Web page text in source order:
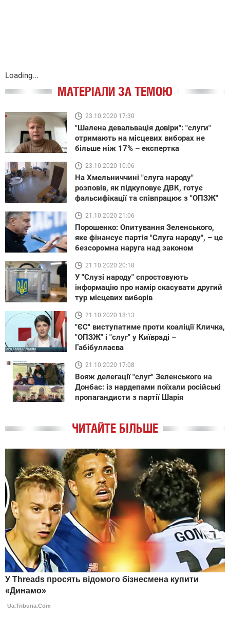
Loading...
МАТЕРІАЛИ ЗА ТЕМОЮ
23.10.2020 17:30
"Шалена девальвація довіри": "слуги"
отримають на місцевих виборах не
більше ніж 17% – експертка
23.10.2020 10:06
На Хмельниччині "слуга народу"
розповів, як підкуповує ДВК, готує
фальсифікації та співпрацює з "ОПЗЖ"
21.10.2020 21:06
Порошенко: Опитування Зеленського,
яке фінансує партія "Слуга народу", – це
безсоромна наруга над законом
21.10.2020 20:18
У "Слузі народу" спростовують
інформацію про намір скасувати другий
тур місцевих виборів
21.10.2020 18:13
"ЄС" виступатиме проти коаліції Кличка,
"ОПЗЖ" і "слуг" у Київраді –
Габібуллаєва
21.10.2020 17:08
Вояж делегації "слуг" Зеленського на
Донбас: із нардепами поїхали російські
пропагандисти з партії Шарія
ЧИТАЙТЕ БІЛЬШЕ